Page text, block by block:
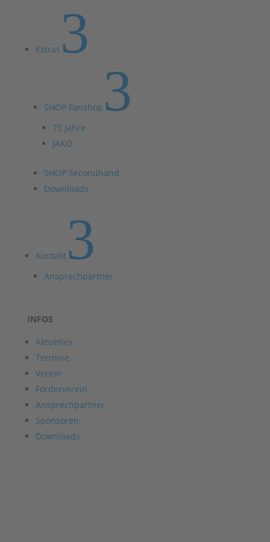
Extras 3
SHOP Fanshop 3
75 Jahre
JAKO
SHOP Secondhand
Downloads
Kontakt3
Ansprechpartner
INFOS
Aktuelles
Termine
Verein
Förderverein
Ansprechpartner
Sponsoren
Downloads